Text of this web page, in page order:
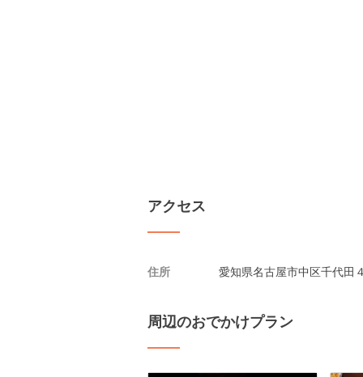
アクセス
住所 愛知県名古屋市中区千代田
周辺のおでかけプラン